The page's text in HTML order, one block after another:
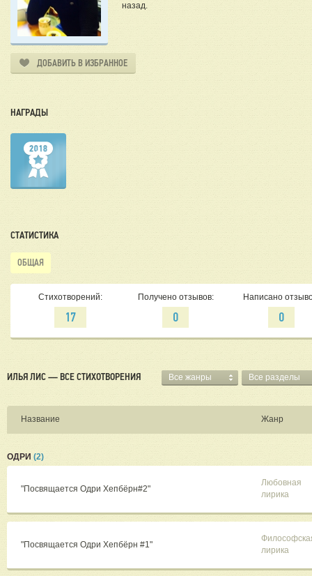
назад.
ДОБАВИТЬ В ИЗБРАННОЕ
НАГРАДЫ
СТАТИСТИКА
ОБЩАЯ
Стихотворений:
17
Получено отзывов:
0
Написано
0
ИЛЬЯ ЛИС — ВСЕ СТИХОТВОРЕНИЯ Все жанры Все разделы
Название Жанр
ОДРИ (2)
"Посвящается Одри Хепбёрн#2"
Любовная
лирика
"Посвящается Одри Хепбёрн #1"
лирика